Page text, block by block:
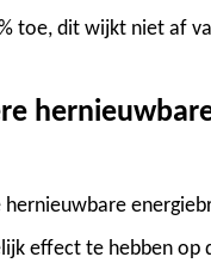
toe, dit wijkt niet af
effect te hebben op